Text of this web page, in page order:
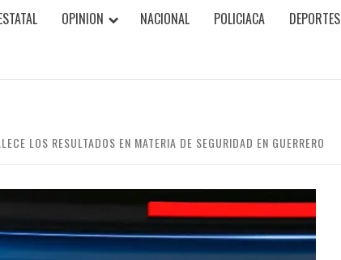
OPINION NACIONAL POLICIACA DEPORTES
LOS RESULTADOS EN MATERIA DE SEGURIDAD EN GUERRERO